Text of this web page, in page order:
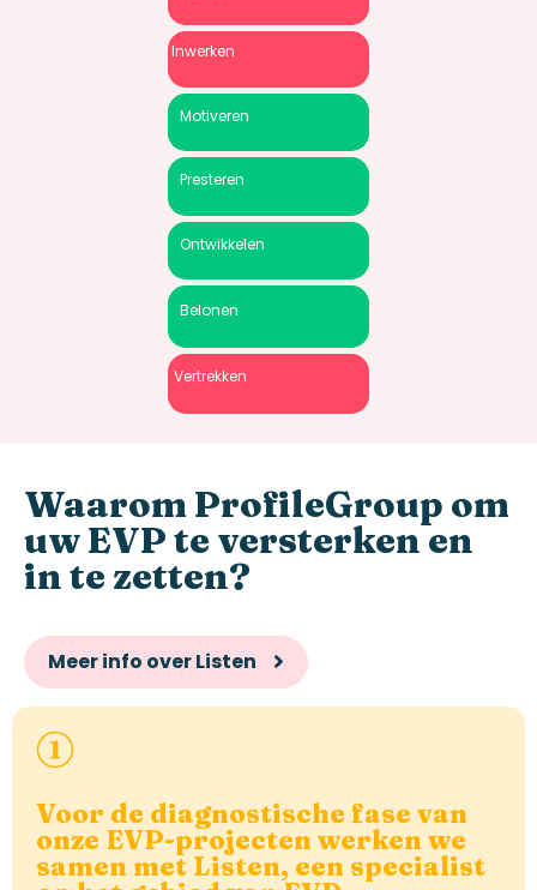
Inwerken
Motiveren
Presteren
Ontwikkelen
Belonen
Vertrekken
WaaromProfileGroup om
uw EVP te versterken en
in te zetten?
Meer info over Listen
Voor de diagnostische fase van
onze EVP-projecten werken we
samen met Listen, een specialist